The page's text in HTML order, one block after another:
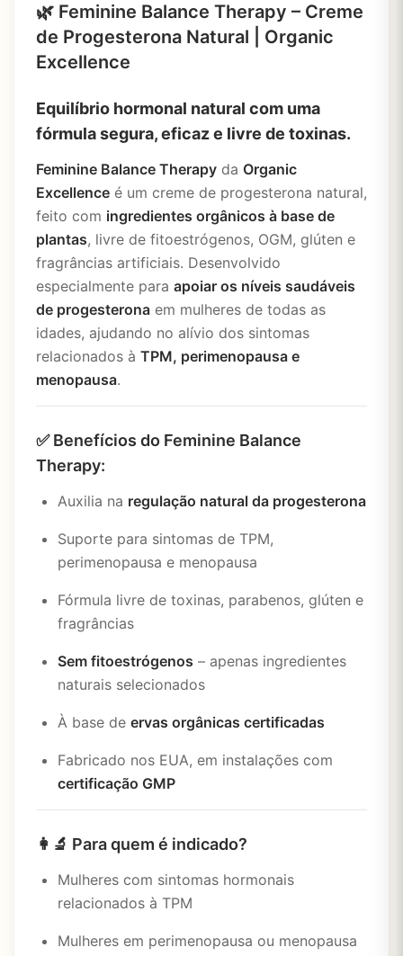
🌿 Feminine Balance Therapy – Creme
de Progesterona Natural | Organic
Excellence
Equilíbrio hormonal natural com uma
fórmula segura, eficaz e livre de toxinas.
Feminine Balance Therapy da Organic
Excellence é um creme de progesterona natural,
feito com ingredientes orgânicos à base de
plantas, livre de fitoestrógenos, OGM, glúten e
fragrâncias artificiais. Desenvolvido
especialmente para apoiar os níveis saudáveis
de progesterona em mulheres de todas as
idades, ajudando no alívio dos sintomas
relacionados à TPM, perimenopausa e
menopausa.
✅Benefícios do Feminine Balance
Therapy:
Auxilia na regulação natural da progesterona
Suporte para sintomas de TPM,
perimenopausa e menopausa
Fórmula livre de toxinas, parabenos, glúten e
fragrâncias
Sem fitoestrógenos – apenas ingredientes
naturais selecionados
À base de ervas orgânicas certificadas
Fabricado nos EUA, em instalações com
certificação GMP
👩‍🔬 Para quem é indicado?
Mulheres com sintomas hormonais
relacionados à TPM
Mulheres em perimenopausa ou menopausa